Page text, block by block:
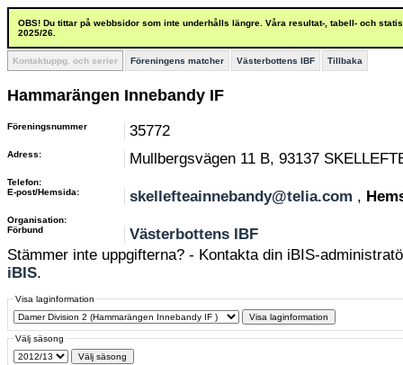
OBS! Du tittar på webbsidor som inte underhålls längre. Våra resultat-, tabell- och
2025/26.
Kontaktuppg. och serier Föreningens matcher Västerbottens IBF Tillbaka
Hammarängen Innebandy IF
Föreningsnummer 35772
Adress: Mullbergsvägen 11 B, 93137
Telefon:
E-post/Hemsida:
skellefteainnebandy@telia.com ,
Organisation:
Förbund
Västerbottens IBF
Stämmer inte uppgifterna? - Kontakta din iBIS-
iBIS.
Visa laginformation
Välj säsong